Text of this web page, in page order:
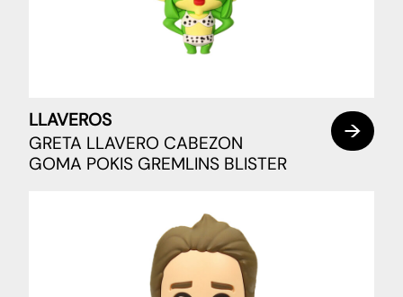
LLAVEROS
GRETA LLAVERO CABEZON
GOMA POKIS GREMLINS BLISTER